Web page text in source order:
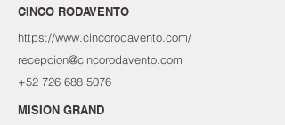
CINCO RODAVENTO
https://www.cincorodavento.com/
recepcion@cincorodavento.com
+52 726 688 5076
MISION GRAND